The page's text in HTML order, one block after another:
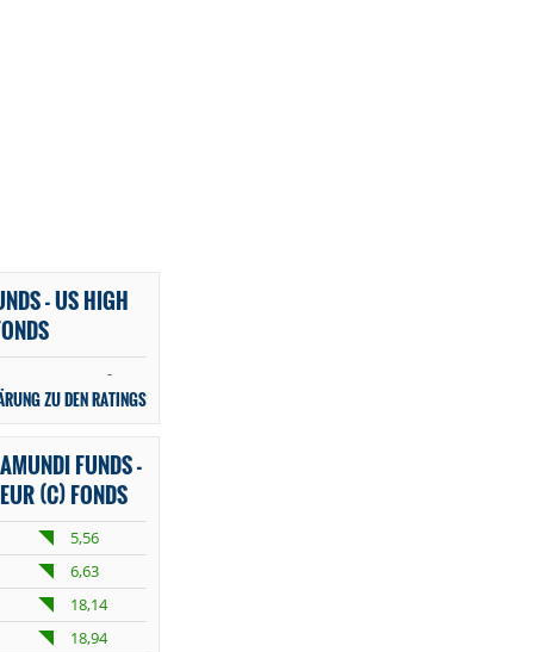
- US HIGH
-
ZU DEN RATINGS
FUNDS -
(C) FONDS
5,56
6,63
18,14
18,94